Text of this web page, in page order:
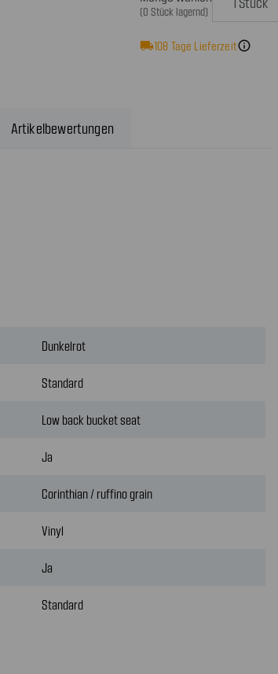
(0 Stück lagernd)
local_shipping108 Tage Lieferzeitinfo
Artikelbewertungen
Dunkelrot
Standard
Low back bucket seat
Ja
Corinthian / ruffino grain
Vinyl
Ja
Standard